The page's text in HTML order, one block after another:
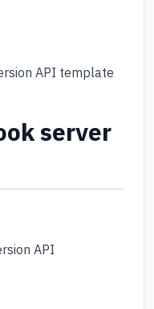
API template
server
API